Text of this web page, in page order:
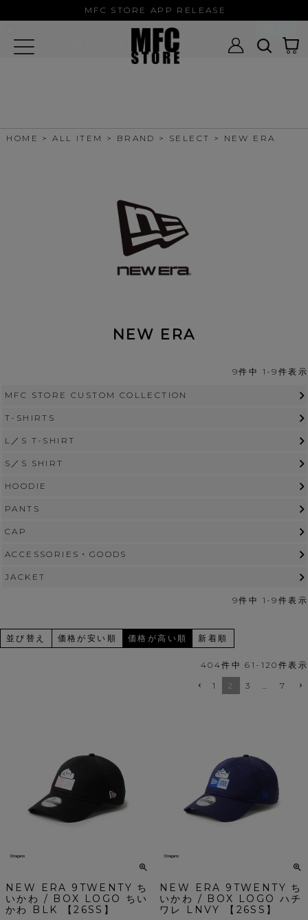
MFC STORE APP RELEASE
HOME ALL ITEM BRAND SELECT NEW ERA
NEW ERA
9件中 1 -9 件表示
MFC STORE CUSTOM COLLECTION
T-SHIRTS
L／S T-SHIRT
S／S SHIRT
HOODIE
PANTS
CAP
ACCESSORIES・GOODS
JACKET
9件中 1 -9 件表示
並び替え 価格が安い順 価格が高い順 新着順
404件中 61 - 120 件表示
1
2 3 … 7
NEW ERA 9TWENTY ち
いかわ / BOX LOGO ちい
かわ BLK 【26SS】
NEW ERA 9TWENTY ち
いかわ / BOX LOGO ハチ
ワレ LNVY 【26SS】
MFC STORE
MFC STORE/EXAMPLE 公式アプリ -
Google Play